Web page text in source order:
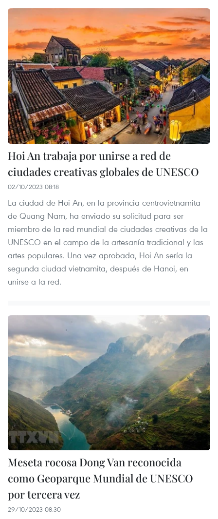
Hoi An trabaja por unirse a red de
ciudades creativas globales de UNESCO
02/10/2023 08:18
La ciudad de Hoi An, en la provincia centrovietnamita
de Quang Nam, ha enviado su solicitud para ser
miembro de la red mundial de ciudades creativas de la
UNESCO en el campo de la artesanía tradicional y las
artes populares. Una vez aprobada, Hoi An sería la
segunda ciudad vietnamita, después de Hanoi, en
unirse a la red.
Meseta rocosa Dong Van reconocida
como Geoparque Mundial de UNESCO
por tercera vez
29/10/2023 08:30